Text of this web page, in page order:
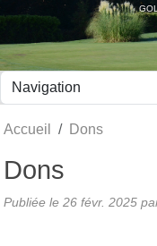
Accueil Dons
Dons
Publiée le 26 févr. 2025
Panneau de gestion